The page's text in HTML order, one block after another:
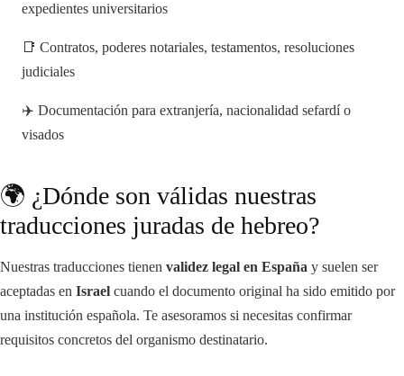
expedientes universitarios
📑 Contratos, poderes notariales, testamentos, resoluciones
judiciales
✈️ Documentación para extranjería, nacionalidad sefardí o
visados
🌍 ¿Dónde son válidas nuestras
traducciones juradas de hebreo?
Nuestras traducciones tienen validez legal en España y suelen ser
aceptadas en Israel cuando el documento original ha sido emitido por
una institución española. Te asesoramos si necesitas confirmar
requisitos concretos del organismo destinatario.